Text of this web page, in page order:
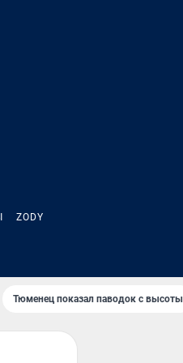
ZODY
Тюменец показал паводок с высоты